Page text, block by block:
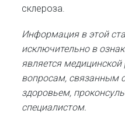
склероза.
Информация в этой
исключительно в
является
вопросам, связанным
здоровьем,
специалистом.